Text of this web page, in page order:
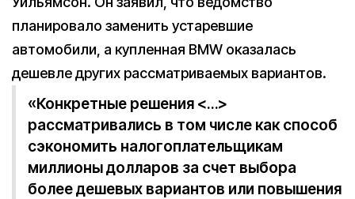
планировало заменить устаревшие
автомобили, а купленная BMW оказалась
дешевле других рассматриваемых вариантов.
«Конкретные решения <…>
рассматривались в том числе как способ
сэкономить налогоплательщикам
миллионы долларов за счет выбора
более дешевых вариантов или повышения